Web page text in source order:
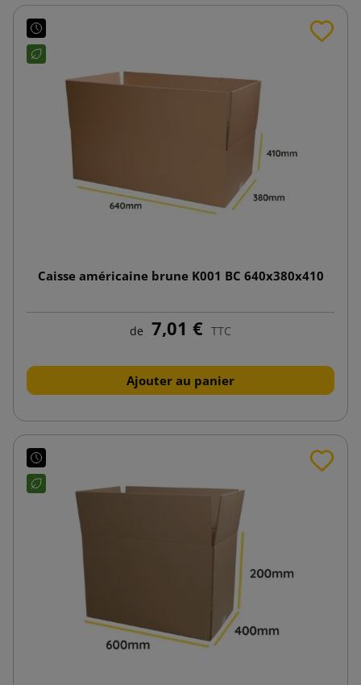
Caisse américaine brune K001 BC 640x380x410
de 7,01 € TTC
Ajouter au panier